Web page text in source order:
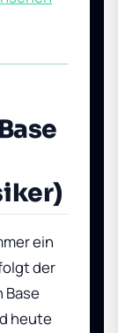
ein
der
Base
heute